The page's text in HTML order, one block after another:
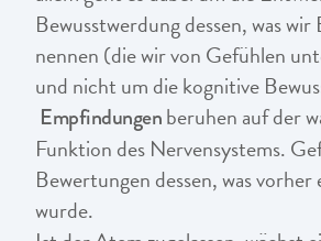
Bewusstwerdung dessen, was
nennen (die wir von Gefühlen
und nicht um die kognitive
Empfindungenberuhen auf der
Funktion des Nervensystems.
Bewertungen dessen, was
wurde.